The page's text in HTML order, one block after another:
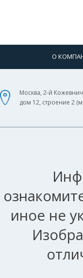
О
Москва, 2-й
дом 12, строение 2
иное не